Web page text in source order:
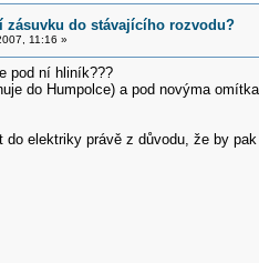
zásuvku do stávajícího rozvodu?
11:16 »
pod ní hliník???
do Humpolce) a pod novýma
elektriky právě z důvodu, že by